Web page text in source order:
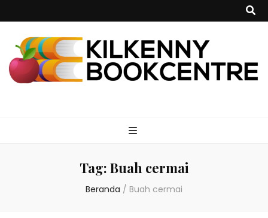
Tag: Buah cermai
Beranda / Buah cermai